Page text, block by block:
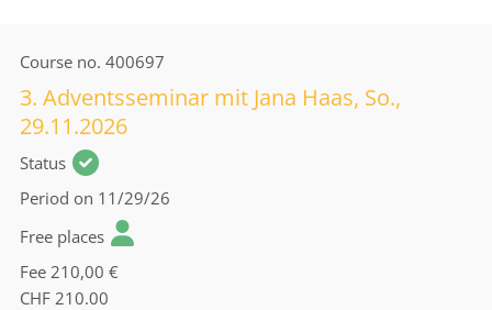
Course no. 400697
3. Adventsseminar mit Jana Haas, So.,
29.11.2026
Status
Period on 11/29/26
Free places
Fee 210,00 €
CHF 210.00